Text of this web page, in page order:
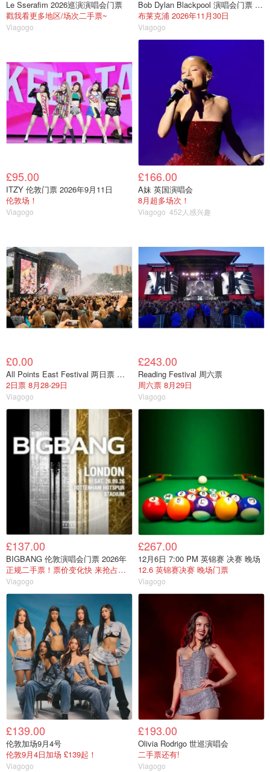
Le Sserafim 2026巡演演唱会门票
戳我看更多地区/场次二手票~
Viagogo
Bob Dylan Blackpool 演唱会门票 2026年11月30日
布莱克浦 2026年11月30日
Viagogo
£95.00
ITZY 伦敦门票 2026年9月11日
伦敦场！
Viagogo
£166.00
A妹 英国演唱会
8月超多场次！
Viagogo 452人感兴趣
£0.00
All Points East Festival 两日票 伦敦
2日票 8月28-29日
Viagogo
£243.00
Reading Festival 周六票
周六票 8月29日
Viagogo
£137.00
BIGBANG 伦敦演唱会门票 2026年
正规二手票！票价变化快 来抢占好座位
Viagogo
£267.00
12月6日 7:00 PM 英锦赛 决赛 晚场
12.6 英锦赛决赛 晚场门票
Viagogo
£139.00
伦敦加场9月4号
伦敦9月4日加场 £139起！
Viagogo
£193.00
Olivia Rodrigo 世巡演唱会
二手票还有!
Viagogo